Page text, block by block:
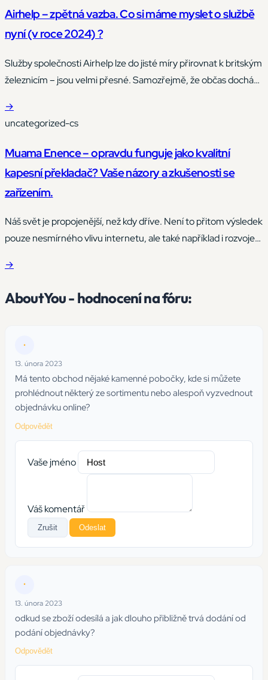
Airhelp – zpětná vazba. Co si máme myslet o službě
nyní (v roce 2024) ?
Služby společnosti Airhelp lze do jisté míry přirovnat k britským
železnicím – jsou velmi přesné. Samozřejmě, že občas dochází
nebo několik desítek minut.
→
uncategorized-cs
Muama Enence – opravdu funguje jako kvalitní
kapesní překladač? Vaše názory a zkušenosti se
zařízením.
Náš svět je propojenější, než kdy dříve. Není to přitom výsledek
pouze nesmírného vlivu internetu, ale také například i rozvoje
→
AboutYou - hodnocení na fóru:
•
13. února 2023
Má tento obchod nějaké kamenné pobočky, kde si můžete
prohlédnout některý ze sortimentu nebo alespoň vyzvednout
objednávku online?
Odpovědět
Vaše jméno
Váš komentář
Zrušit Odeslat
•
13. února 2023
odkud se zboží odesílá a jak dlouho přibližně trvá dodání od
podání objednávky?
Odpovědět